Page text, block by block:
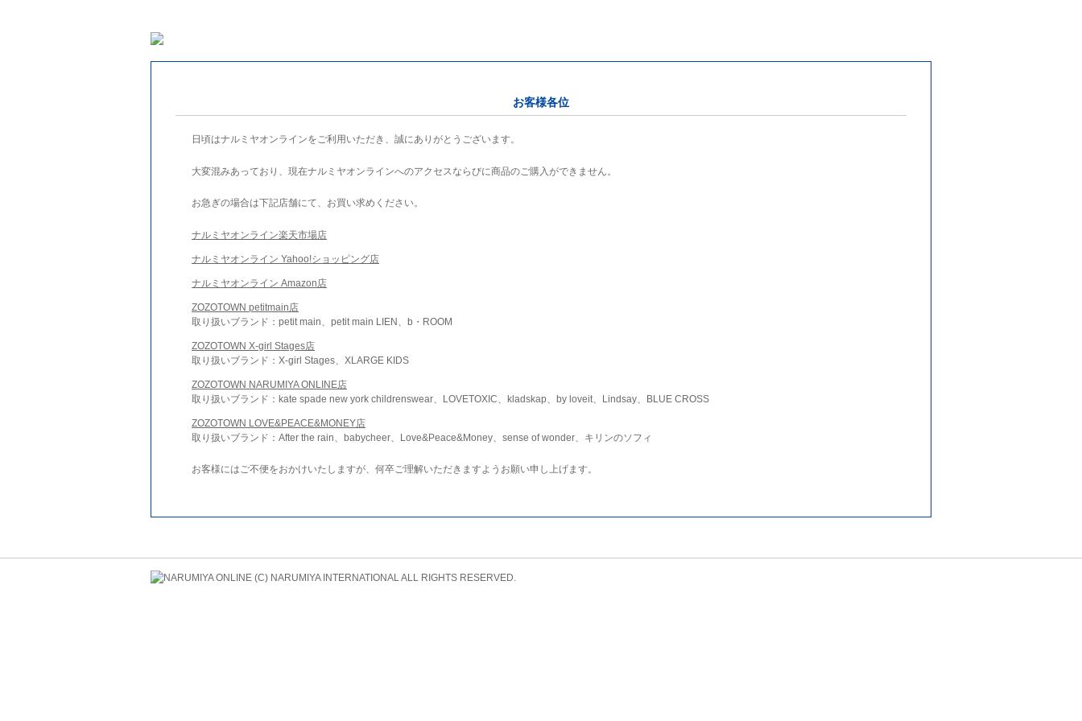
お客様各位
日頃はナルミヤオンラインをご利用いただき、誠にありがとうございます。
大変混みあっており、現在ナルミヤオンラインへのアクセスならびに商品のご購入ができません。
お急ぎの場合は下記店舗にて、お買い求めください。
ナルミヤオンライン楽天市場店
ナルミヤオンライン Yahoo!ショッピング店
ナルミヤオンライン Amazon店
ZOZOTOWN petitmain店
取り扱いブランド：petit main、petit main LIEN、b・ROOM
ZOZOTOWN X-girl Stages店
取り扱いブランド：X-girl Stages、XLARGE KIDS
ZOZOTOWN NARUMIYA ONLINE店
取り扱いブランド：kate spade new york childrenswear、LOVETOXIC、kladskap、by loveit、Lindsay、BLUE CROSS
ZOZOTOWN LOVE&PEACE&MONEY店
取り扱いブランド：After the rain、babycheer、Love&Peace&Money、sense of wonder、キリンのソフィ
お客様にはご不便をおかけいたしますが、何卒ご理解いただきますようお願い申し上げます。